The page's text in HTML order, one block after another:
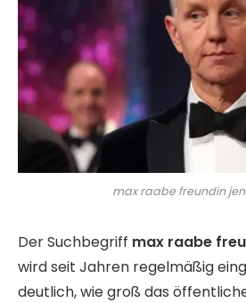
max raabe freundin
Der Suchbegriff max raabe
wird seit Jahren regelmäßig
deutlich, wie groß das